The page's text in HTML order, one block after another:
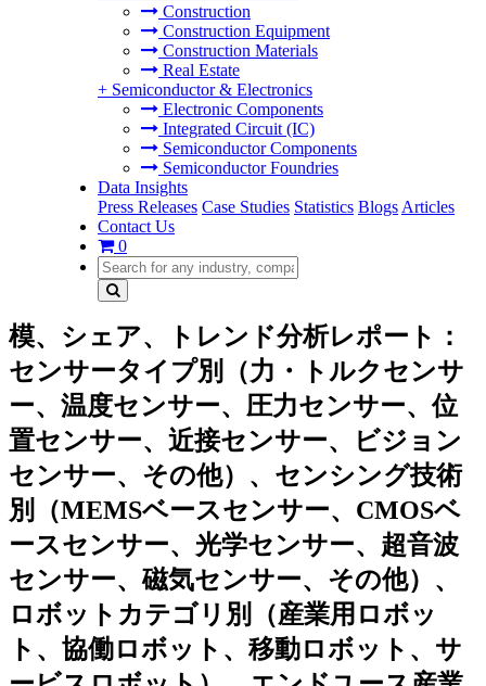
Construction
Construction Equipment
Construction Materials
Real Estate
+ Semiconductor & Electronics
Electronic Components
Integrated Circuit (IC)
Semiconductor Components
Semiconductor Foundries
Data Insights
Press Releases Case Studies Statistics Blogs Articles
Contact Us
0
模、シェア、トレンド分析レポート：
センサータイプ別（力・トルクセンサ
ー、温度センサー、圧力センサー、位
置センサー、近接センサー、ビジョン
センサー、その他）、センシング技術
別（MEMSベースセンサー、CMOSベ
ースセンサー、光学センサー、超音波
センサー、磁気センサー、その他）、
ロボットカテゴリ別（産業用ロボッ
ト、協働ロボット、移動ロボット、サ